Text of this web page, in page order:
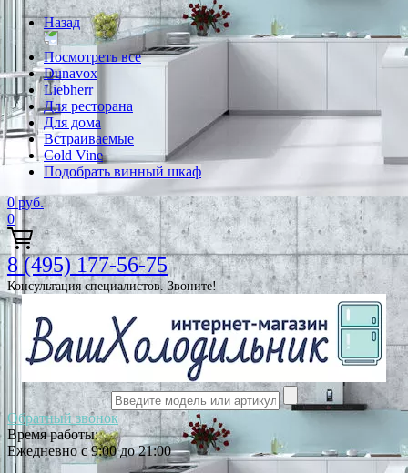
Назад
Посмотреть все
Dunavox
Liebherr
Для ресторана
Для дома
Встраиваемые
Cold Vine
Подобрать винный шкаф
0 руб.
0
8 (495) 177-56-75
Консультация специалистов. Звоните!
Обратный звонок
Время работы:
Ежедневно с 9:00 до 21:00